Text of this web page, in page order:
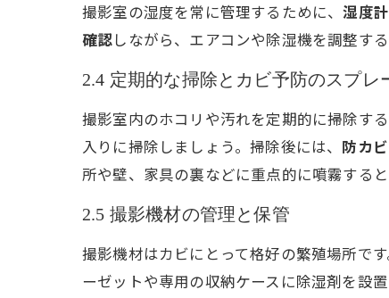
撮影室の湿度を常に管理するために、湿度計
確認しながら、エアコンや除湿機を調整する
2.4 定期的な掃除とカビ予防のスプレ
撮影室内のホコリや汚れを定期的に掃除す
入りに掃除しましょう。掃除後には、 防カ
所や壁、家具の裏などに重点的に噴霧すると
2.5 撮影機材の管理と保管
撮影機材はカビにとって格好の繁殖場所です
ーゼットや専用の収納ケースに除湿剤を設